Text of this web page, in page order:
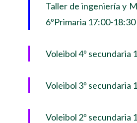
Taller de ingeniería y
6ºPrimaria 17:00-18:30
Voleibol 4º secundaria
Voleibol 3º secundaria
Voleibol 2º secundaria